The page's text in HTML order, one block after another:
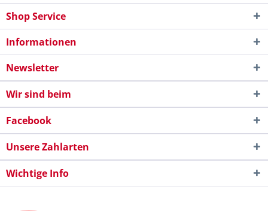
Shop Service
Informationen
Newsletter
Wir sind beim
Facebook
Unsere Zahlarten
Wichtige Info